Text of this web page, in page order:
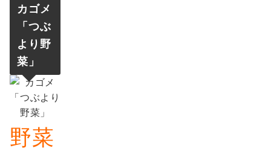
カゴメ
「つぶ
より野
菜 」
野菜